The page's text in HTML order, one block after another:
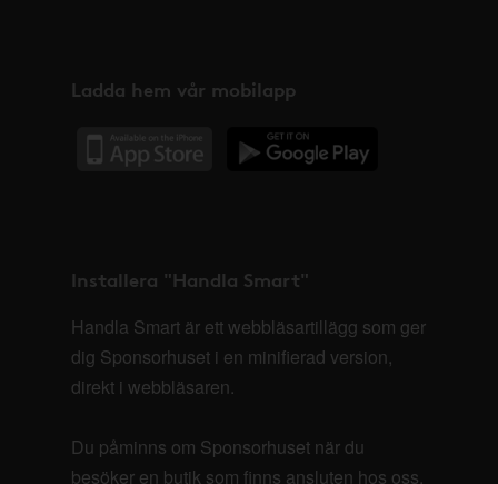
Ladda hem vår mobilapp
Installera "Handla Smart"
Handla Smart är ett webbläsartillägg som ger
dig Sponsorhuset i en minifierad version,
direkt i webbläsaren.
Du påminns om Sponsorhuset när du
besöker en butik som finns ansluten hos oss.